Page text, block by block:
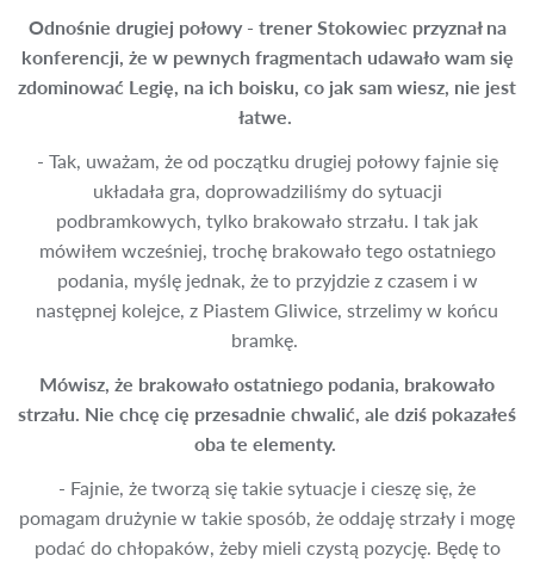
Odnośnie drugiej połowy - trener Stokowiec przyznał na
konferencji, że w pewnych fragmentach udawało wam się
zdominować Legię, na ich boisku, co jak sam wiesz, nie jest
łatwe.
- Tak, uważam, że od początku drugiej połowy fajnie się
układała gra, doprowadziliśmy do sytuacji
podbramkowych, tylko brakowało strzału. I tak jak
mówiłem wcześniej, trochę brakowało tego ostatniego
podania, myślę jednak, że to przyjdzie z czasem i w
następnej kolejce, z Piastem Gliwice, strzelimy w końcu
bramkę.
Mówisz, że brakowało ostatniego podania, brakowało
strzału. Nie chcę cię przesadnie chwalić, ale dziś pokazałeś
oba te elementy.
- Fajnie, że tworzą się takie sytuacje i cieszę się, że
pomagam drużynie w takie sposób, że oddaję strzały i mogę
podać do chłopaków, żeby mieli czystą pozycję. Będę to